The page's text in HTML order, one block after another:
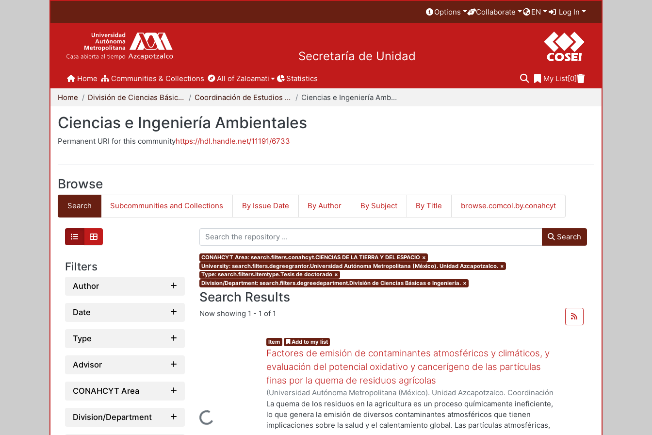
Options Collaborate EN Log In
Secretaría de Unidad
Home Communities & Collections All of Zaloamati Statistics My List[0]
Home División de Ciencias Básicas e Ingeniería Coordinación de Estudios de Posgrado - CBI Ciencias e Ingeniería Ambientales
Ciencias e Ingeniería Ambientales
Permanent URI for this communityhttps://hdl.handle.net/11191/6733
Browse
Search Subcommunities and Collections By Issue Date By Author By Subject By Title browse.comcol.by.conahcyt
Filters
Author
Date
Type
Advisor
CONAHCYT Area
Division/Department
Search
CONAHCYT Area: search.filters.conahcyt.CIENCIAS DE LA TIERRA Y DEL ESPACIO ×
University: search.filters.degreegrantor.Universidad Autónoma Metropolitana (México). Unidad Azcapotzalco. ×
Type: search.filters.itemtype.Tesis de doctorado ×
Division/Department: search.filters.degreedepartment.División de Ciencias Básicas e Ingeniería. ×
Search Results
Now showing 1 - 1 of 1
Loading...
Item Add to my list
Factores de emisión de contaminantes atmosféricos y climáticos, y
evaluación del potencial oxidativo y cancerígeno de las partículas
finas por la quema de residuos agrícolas
(Universidad Autónoma Metropolitana (México). Unidad Azcapotzalco. Coordinación
de Servicios de Información.,2017)SANTIAGO DE LA ROSA, NAXIELI
La quema de los residuos en la agricultura es un proceso químicamente ineficiente,
lo que genera la emisión de diversos contaminantes atmosféricos que tienen
implicaciones sobre la salud y el calentamiento global. Las partículas atmosféricas,